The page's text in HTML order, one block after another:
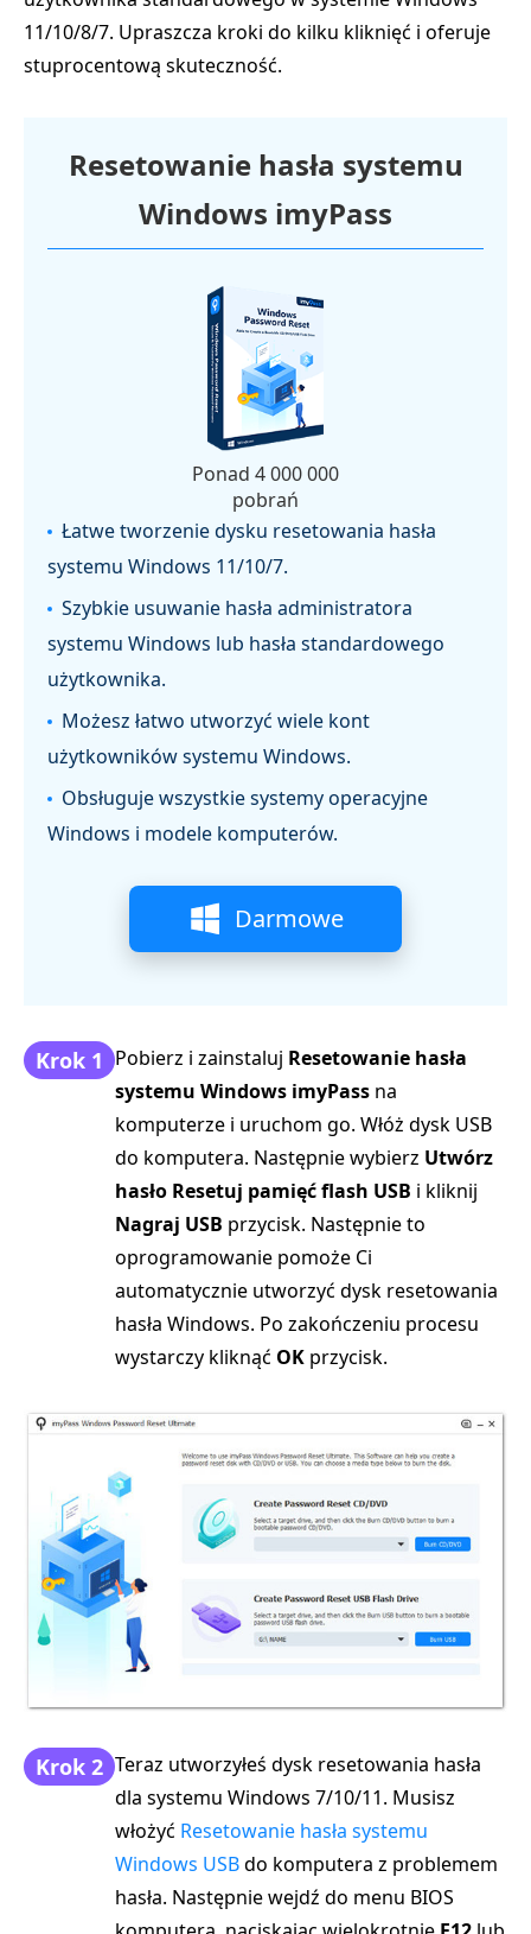
11/10/8/7. Upraszcza kroki do kilku kliknięć i oferuje
stuprocentową skuteczność.
Resetowanie hasła systemu
Windows imyPass
Ponad 4 000 000
pobrań
Łatwe tworzenie dysku resetowania hasła
systemu Windows 11/10/7.
Szybkie usuwanie hasła administratora
systemu Windows lub hasła standardowego
użytkownika.
Możesz łatwo utworzyć wiele kont
użytkowników systemu Windows.
Obsługuje wszystkie systemy operacyjne
Windows i modele komputerów.
Darmowe
Krok 1 Pobierz i zainstaluj Resetowanie hasła
systemu Windows imyPass na
komputerze i uruchom go. Włóż dysk USB
do komputera. Następnie wybierz Utwórz
hasło Resetuj pamięć flash USB i kliknij
Nagraj USB przycisk. Następnie to
oprogramowanie pomoże Ci
automatycznie utworzyć dysk resetowania
hasła Windows. Po zakończeniu procesu
wystarczy kliknąć OK przycisk.
Krok 2 Teraz utworzyłeś dysk resetowania hasła
dla systemu Windows 7/10/11. Musisz
włożyć Resetowanie hasła systemu
Windows USBdo komputera z problemem
hasła. Następnie wejdź do menu BIOS